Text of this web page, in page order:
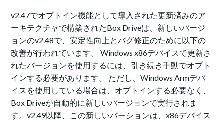
v2.47でオプトイン機能として導入された更新済みのア
ーキテクチャで構築されたBox Driveは、新しいバージ
ョンのv2.48で、安定性向上とバグ修正のために以下の
改善が行われています。Windows x86デバイスで更新さ
れたバージョンを使用するには、引き続き手動でオプト
インする必要があります。 ただし、Windows Armデバ
イスを使用している場合は、オプトインする必要なく、
Box Driveが自動的に新しいバージョンで実行されま
す。v2.49以降、この新しいバーションは、x86デバイス